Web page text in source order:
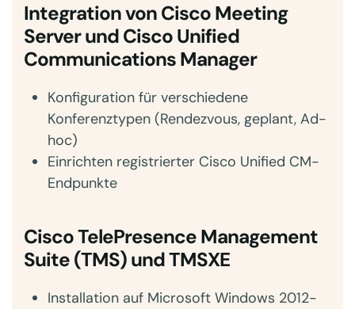
Integration von Cisco Meeting
Server und Cisco Unified
Communications Manager
Konfiguration für verschiedene
Konferenztypen (Rendezvous, geplant, Ad-
hoc)
Einrichten registrierter Cisco Unified CM-
Endpunkte
Cisco TelePresence Management
Suite (TMS) und TMSXE
Installation auf Microsoft Windows 2012-